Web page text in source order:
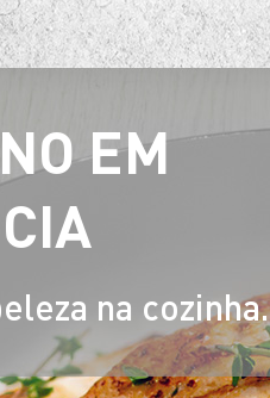
EM
na cozinha.